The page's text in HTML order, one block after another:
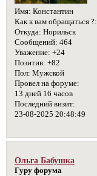
Имя: Константин
Как к вам обращаться ?:
Откуда: Норильск
Сообщений: 464
Уважение: +24
Позитив: +82
Пол: Мужской
Провел на форуме:
13 дней 16 часов
Последний визит:
23-08-2025 20:48:49
Ольга Бабушка
Гуру форума